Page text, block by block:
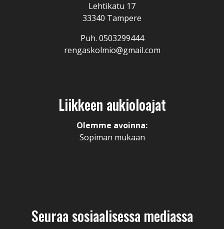
Lehtikatu 17
33340 Tampere
Puh. 0503299444
rengaskolmio@gmail.com
Liikkeen aukioloajat
Olemme avoinna:
Sopiman mukaan
Seuraa sosiaalisessa mediassa